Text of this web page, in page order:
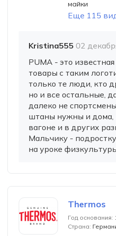
майки
Еще 115
Kristina555 02
PUMA - это
товары с таким
только те люди, кто
но и все остальные,
далеко не
штаны нужны и дома,
вагоне и в других
Мальчику -
на уроке
Thermos
Год основания:
Страна: